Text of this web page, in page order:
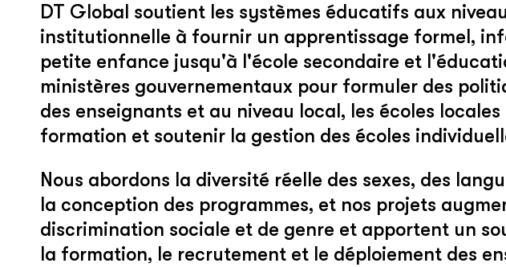
DT Global soutient les systèmes éducatifs aux
institutionnelle à fournir un apprentissage formel,
petite enfance jusqu'à l'école secondaire et
ministères gouvernementaux pour formuler des
des enseignants et au niveau local, les écoles
formation et soutenir la gestion des écoles
Nous abordons la diversité réelle des sexes, des
la conception des programmes, et nos projets
discrimination sociale et de genre et apportent un
la formation, le recrutement et le déploiement des